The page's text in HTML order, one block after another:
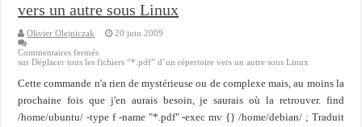
Veille technologique du 13-02-2016
Veille technologique du 23/01/2016
Veille technologique du 17-01-2016
Bonne année 2016 et rétro 2015
Memento - Centos revenir en arrière après un yum update
vers un autre sous Linux
Olivier Olejniczak
20 juin 2009
Commentaires fermés
sur Déplacer tous les fichiers “*.pdf” d’un répertoire vers un autre sous Linux
Cette commande n'a rien de mystérieuse ou de complexe mais, au moins la
prochaine fois que j'en aurais besoin, je saurais où la retrouver. find
/home/ubuntu/ -type f -name "*.pdf" -exec mv {} /home/debian/ ; Traduit